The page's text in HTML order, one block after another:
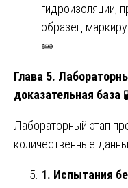
гидроизоляции,
образец
🧫
Глава 5.
доказательная база 🧪
Лабораторный этап
количественные
1. Испытания